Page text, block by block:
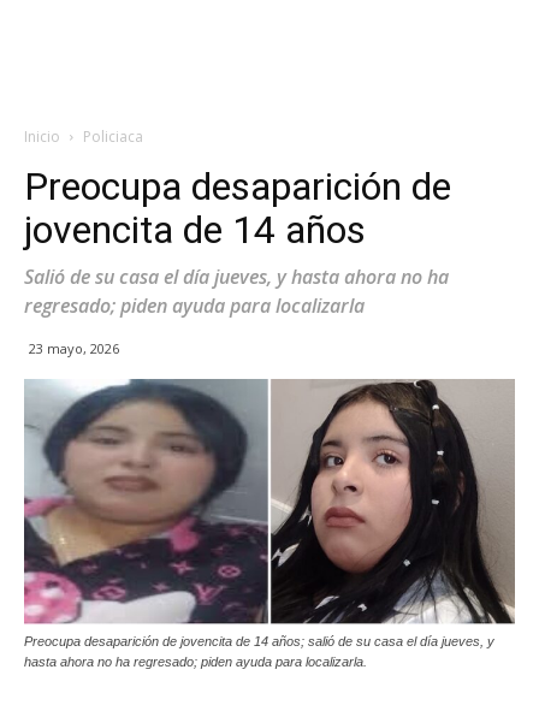
Inicio Policiaca
Preocupa desaparición de
jovencita de 14 años
Salió de su casa el día jueves, y hasta ahora no ha
regresado; piden ayuda para localizarla
23 mayo, 2026
Preocupa desaparición de jovencita de 14 años; salió de su casa el día jueves, y
hasta ahora no ha regresado; piden ayuda para localizarla.